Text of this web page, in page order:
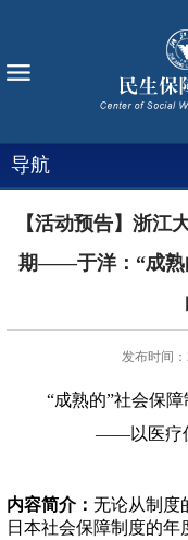
导航
【活动预告】浙江
期——于洋：“成熟
发布时间
“成熟的”社会保
——以医疗
内容简介： 无论从制度
日本社会保障制度的